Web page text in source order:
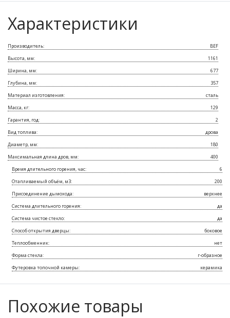
Характеристики
Производитель:
BEF
Высота, мм:
1161
Ширина, мм:
677
Глубина, мм:
357
Материал изготовления:
сталь
Масса, кг:
129
Гарантия, год:
2
Вид топлива:
дрова
Диаметр, мм:
180
Максимальная длина дров, мм:
400
Время длительного горения, час:
6
Отапливаемый объём, м3:
200
Присоединение дымохода:
верхнее
Система длительного горения:
да
Система чистое стекло:
да
Способ открытия дверцы:
боковое
Теплообменник:
нет
Форма стекла:
г-образное
Футеровка топочной камеры:
керамика
Похожие товары